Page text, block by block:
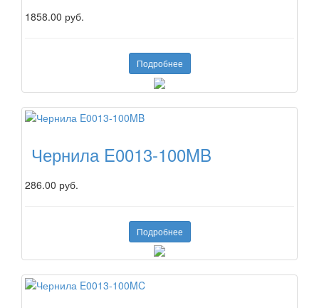
1858.00 руб.
Подробнее
Чернила E0013-100MB
286.00 руб.
Подробнее